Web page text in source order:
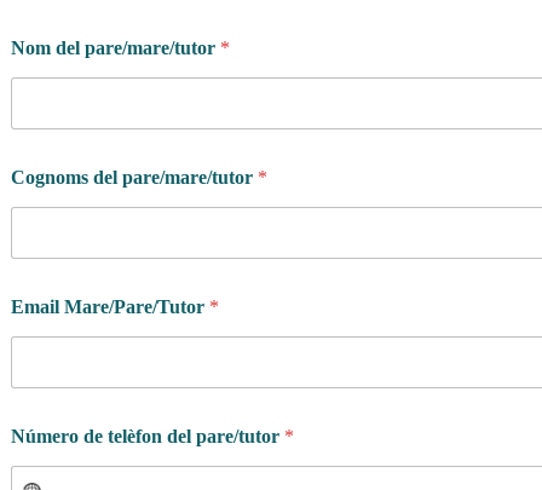
Nom del pare/mare/tutor *
Cognoms del pare/mare/tutor *
Email Mare/Pare/Tutor *
Número de telèfon del pare/tutor *